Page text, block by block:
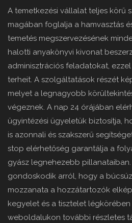
A temetkezési vállalat teljes körű
magában foglalja a hamvasztás
temetés megszervezésének
halotti anyakönyvi kivonat
adminisztrációs feladatokat,
terheit. A szolgáltatások részét
melyet a legnagyobb
végeznek. A nap 24 órájában
ügyintézési ügyeletük biztosítja,
is azonnali és szakszerű
stop elérhetőség garantálja a
gyász legnehezebb pillanataiban.
gondoskodik arról, hogy a
mozzanata a hozzátartozók
kegyelet és a tisztelet
weboldalukon további részletes